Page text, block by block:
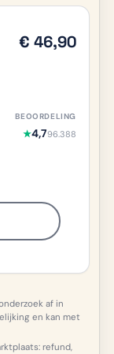
€ 46,90
info
★4,796.388
af in
en kan met
refund,